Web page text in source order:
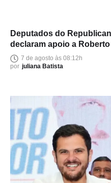
Deputados do
declaram apoio a
7 de agosto às 08:12h
por juliana Batista